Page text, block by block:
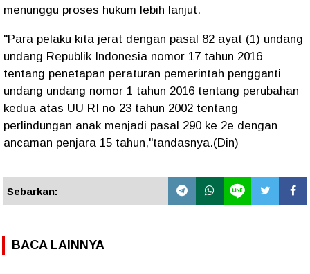
menunggu proses hukum lebih lanjut.
"Para pelaku kita jerat dengan pasal 82 ayat (1) undang
undang Republik Indonesia nomor 17 tahun 2016
tentang penetapan peraturan pemerintah pengganti
undang undang nomor 1 tahun 2016 tentang perubahan
kedua atas UU RI no 23 tahun 2002 tentang
perlindungan anak menjadi pasal 290 ke 2e dengan
ancaman penjara 15 tahun,"tandasnya.(Din)
Sebarkan:
BACA LAINNYA